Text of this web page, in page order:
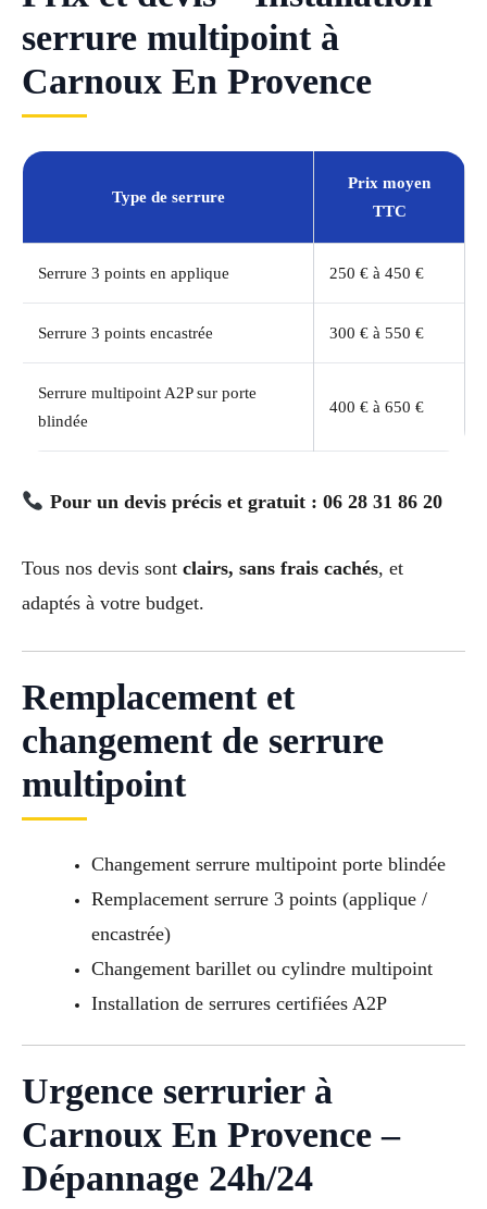
serrure multipoint à
Carnoux En Provence
Type de serrure
Prix moyen
TTC
Serrure 3 points en applique 250 € à 450 €
Serrure 3 points encastrée 300 € à 550 €
Serrure multipoint A2P sur porte
blindée
400 € à 650 €
Pour un devis précis et gratuit : 06 28 31 86 20
Tous nos devis sont clairs, sans frais cachés, et
adaptés à votre budget.
Remplacement et
changement de serrure
multipoint
Changement serrure multipoint porte blindée
Remplacement serrure 3 points (applique /
encastrée)
Changement barillet ou cylindre multipoint
Installation de serrures certifiées A2P
Urgence serrurier à
Carnoux En Provence –
Dépannage 24h/24